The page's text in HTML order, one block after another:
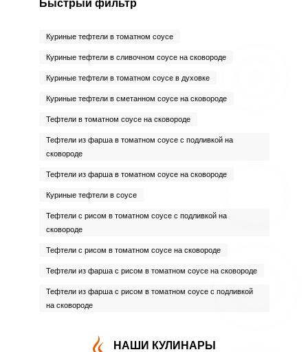
Быстрый фильтр
Куриные тефтели в томатном соусе
Куриные тефтели в сливочном соусе на сковороде
Куриные тефтели в томатном соусе в духовке
Куриные тефтели в сметанном соусе на сковороде
Тефтели в томатном соусе на сковороде
Тефтели из фарша в томатном соусе с подливкой на
сковороде
Тефтели из фарша в томатном соусе на сковороде
Куриные тефтели в соусе
Тефтели с рисом в томатном соусе с подливкой на
сковороде
Тефтели с рисом в томатном соусе на сковороде
Тефтели из фарша с рисом в томатном соусе на сковороде
Тефтели из фарша с рисом в томатном соусе с подливкой
на сковороде
НАШИ КУЛИНАРЫ